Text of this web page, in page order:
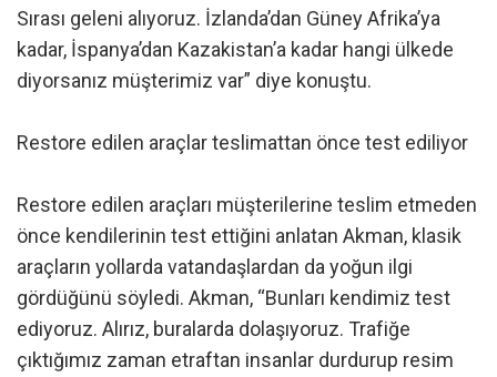
Sırası geleni alıyoruz. İzlanda’dan Güney Afrika’ya
kadar, İspanya’dan Kazakistan’a kadar hangi ülkede
diyorsanız müşterimiz var” diye konuştu.
Restore edilen araçlar teslimattan önce test ediliyor
Restore edilen araçları müşterilerine teslim etmeden
önce kendilerinin test ettiğini anlatan Akman, klasik
araçların yollarda vatandaşlardan da yoğun ilgi
gördüğünü söyledi. Akman, “Bunları kendimiz test
ediyoruz. Alırız, buralarda dolaşıyoruz. Trafiğe
çıktığımız zaman etraftan insanlar durdurup resim